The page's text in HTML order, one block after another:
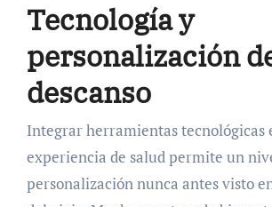
Tecnología y
personalización
descanso
Integrar herramientas tecnológicas
experiencia de salud permite un
personalización nunca antes visto